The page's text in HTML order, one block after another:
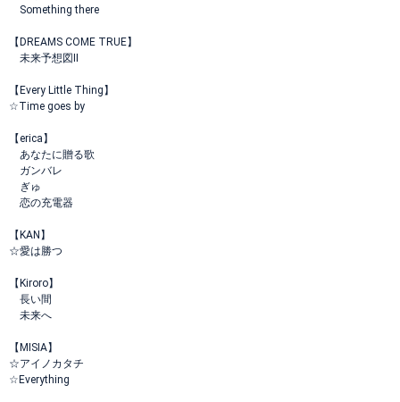
Something there
【DREAMS COME TRUE】
未来予想図II
【Every Little Thing】
☆Time goes by
【erica】
あなたに贈る歌
ガンバレ
ぎゅ
恋の充電器
【KAN】
☆愛は勝つ
【Kiroro】
長い間
未来へ
【MISIA】
☆アイノカタチ
☆Everything